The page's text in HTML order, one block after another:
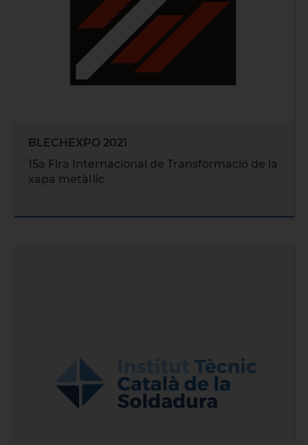
BLECHEXPO 2021
15a Fira Internacional de Transformació de la
xapa metàl·lic